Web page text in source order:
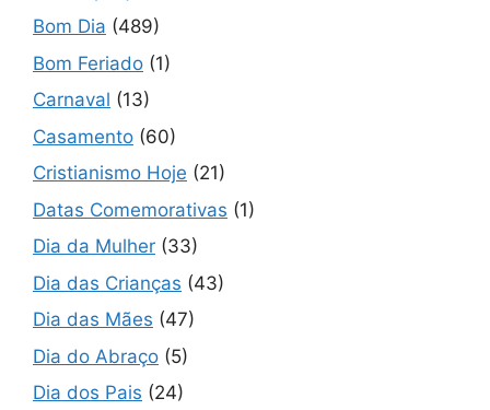
Bom Dia (489)
Bom Feriado (1)
Carnaval (13)
Casamento (60)
Cristianismo Hoje (21)
Datas Comemorativas (1)
Dia da Mulher (33)
Dia das Crianças (43)
Dia das Mães (47)
Dia do Abraço (5)
Dia dos Pais (24)